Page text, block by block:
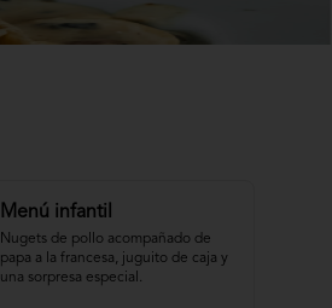
Menú infantil
Nugets de pollo acompañado de
papa a la francesa, juguito de caja y
una sorpresa especial.